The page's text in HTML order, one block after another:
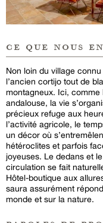
ce que nous
Non loin du village
l’ancien cortijo tout de
montagneux. Ici,
andalouse, la vie
précieux refuge aux
l’activité agricole, le
un décor où
hétéroclites et parfois
joyeuses. Le dedans et
circulation se fait
Hôtel-boutique aux
saura assurément
monde et sur la nature.